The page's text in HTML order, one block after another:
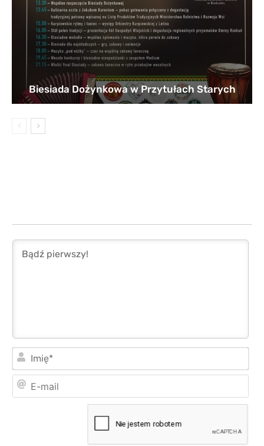
Biesiada Dożynkowa w Przytułach Starych